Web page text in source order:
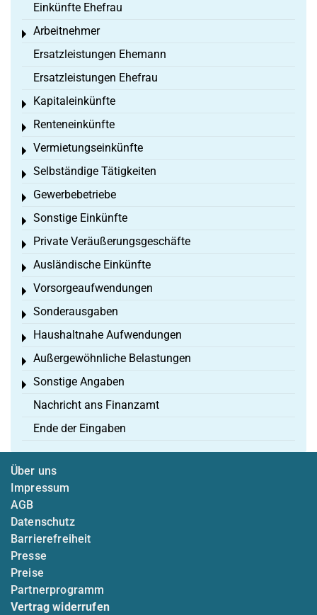
Einkünfte Ehefrau
Arbeitnehmer
Toggle menu
Ersatzleistungen Ehemann
Ersatzleistungen Ehefrau
Kapitaleinkünfte
Toggle menu
Renteneinkünfte
Toggle menu
Vermietungseinkünfte
Toggle menu
Selbständige Tätigkeiten
Toggle menu
Gewerbebetriebe
Toggle menu
Sonstige Einkünfte
Toggle menu
Private Veräußerungsgeschäfte
Toggle menu
Ausländische Einkünfte
Toggle menu
Vorsorgeaufwendungen
Toggle menu
Sonderausgaben
Toggle menu
Haushaltnahe Aufwendungen
Toggle menu
Außergewöhnliche Belastungen
Toggle menu
Sonstige Angaben
Toggle menu
Nachricht ans Finanzamt
Ende der Eingaben
Über uns
Impressum
AGB
Datenschutz
Barrierefreiheit
Presse
Preise
Partnerprogramm
Vertrag widerrufen